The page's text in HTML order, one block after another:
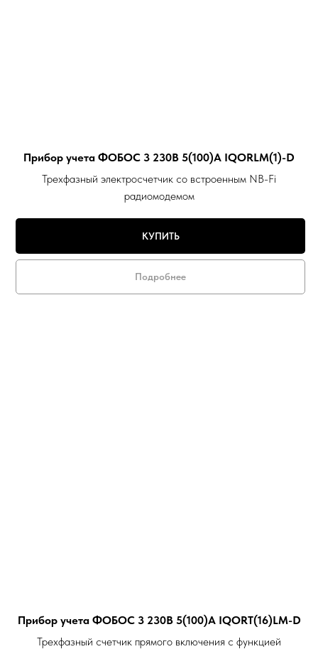
Прибор учета ФОБОС 3 230В 5(100)А IQORLM(1)-D
Трехфазный электросчетчик со встроенным NB-Fi
радиомодемом
КУПИТЬ
Подробнее
Прибор учета ФОБОС 3 230В 5(100)А IQORT(16)LM-D
Трехфазный счетчик прямого включения с функцией